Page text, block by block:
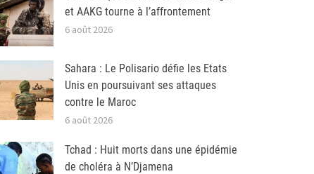
et AAKG tourne à l’affrontement
6 août 2026
Sahara : Le Polisario défie les Etats
Unis en poursuivant ses attaques
contre le Maroc
6 août 2026
Tchad : Huit morts dans une épidémie
de choléra à N’Djamena